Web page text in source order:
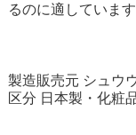
るのに適しています
製造販売元 シュウ
区分 日本製・化粧